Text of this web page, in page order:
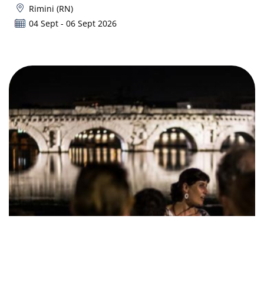
Rimini (RN)
04 Sept - 06 Sept 2026